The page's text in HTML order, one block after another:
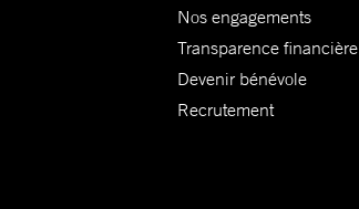
Nos engagements
Transparence financière
Devenir bénévole
Recrutement